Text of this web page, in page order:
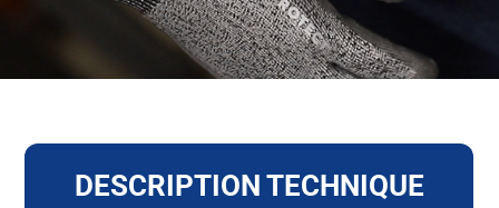
DESCRIPTION TECHNIQUE